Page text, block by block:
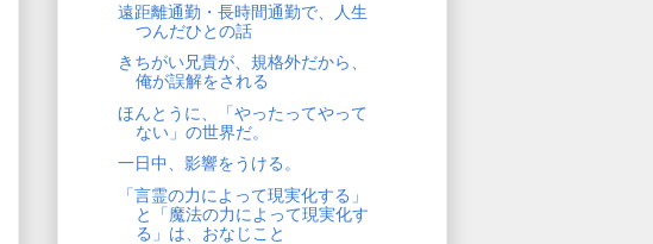
遠距離通勤・長時間通勤で、人生
つんだひとの話
きちがい兄貴が、規格外だから、
俺が誤解をされる
ほんとうに、「やったってやって
ない」の世界だ。
一日中、影響をうける。
「言霊の力によって現実化する」
と「魔法の力によって現実化す
る」は、おなじこと